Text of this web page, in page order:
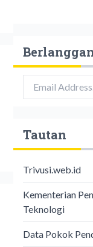
Tautan
Trivusi.web.id
Kementerian
Teknologi
Data Pokok